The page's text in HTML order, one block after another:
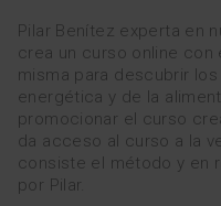
Pilar Benítez experta en
crea un curso online
misma para descubrir
energética y de la
promocionar el curso
da acceso al curso a la
consiste el método y en
por Pilar.